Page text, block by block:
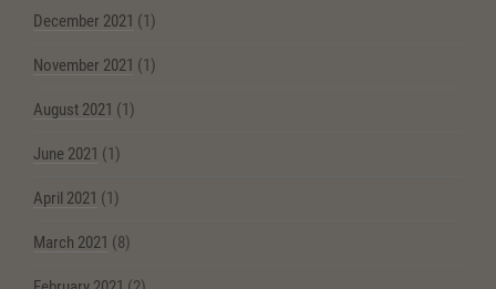
December 2021 (1)
November 2021 (1)
August 2021 (1)
June 2021 (1)
April 2021 (1)
March 2021 (8)